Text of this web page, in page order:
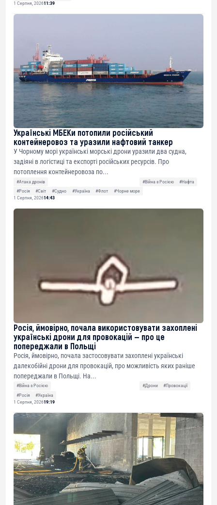
1 Серпня, 202611:39
Українські МБЕКи потопили російський
контейнеровоз та уразили нафтовий танкер
У Чорному морі українські морські дрони уразили два судна,
задіяні в логістиці та експорті російських ресурсів. Про
потоплення контейнеровоза по...
#Атака дронів #Війна з Росією
#Нафта
#Росія
#Світ #Судно #Україна #Флот
#Чорне море
1 Серпня, 202614:43
Росія, ймовірно, почала використовувати захоплені
українські дрони для провокацій — про це
попереджали в Польщі
Росія, ймовірно, почала застосовувати захоплені українські
далекобійні дрони для провокацій, про можливість яких раніше
попереджали в Польщі. На...
#Війна з Росією #Дрони
#Провокації
#Росія
#Україна
1 Серпня, 202619:19